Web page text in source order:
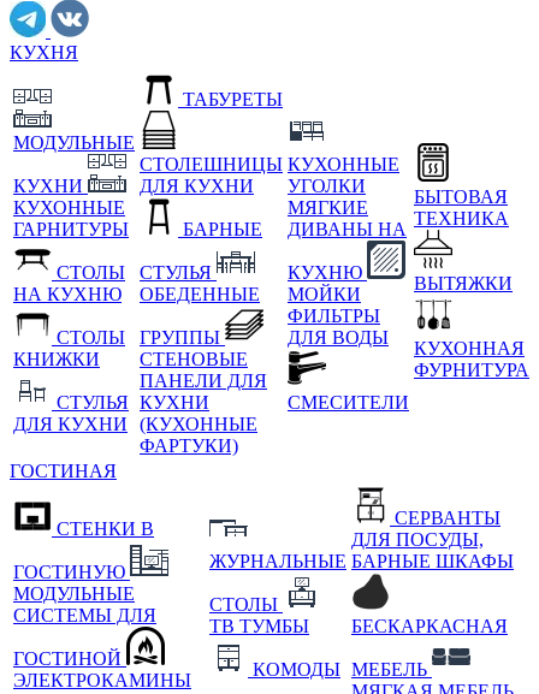
КУХНЯ
МОДУЛЬНЫЕ
КУХНИ
КУХОННЫЕ
ГАРНИТУРЫ
СТОЛЫ
НА КУХНЮ
СТОЛЫ
КНИЖКИ
СТУЛЬЯ
ДЛЯ КУХНИ
ТАБУРЕТЫ
СТОЛЕШНИЦЫ
ДЛЯ КУХНИ
БАРНЫЕ
СТУЛЬЯ
ОБЕДЕННЫЕ
ГРУППЫ
СТЕНОВЫЕ
ПАНЕЛИ ДЛЯ
КУХНИ
(КУХОННЫЕ
ФАРТУКИ)
КУХОННЫЕ
УГОЛКИ
МЯГКИЕ
ДИВАНЫ НА
КУХНЮ
МОЙКИ
ФИЛЬТРЫ
ДЛЯ ВОДЫ
СМЕСИТЕЛИ
БЫТОВАЯ
ТЕХНИКА
ВЫТЯЖКИ
КУХОННАЯ
ФУРНИТУРА
ГОСТИНАЯ
СТЕНКИ В
ГОСТИНУЮ
МОДУЛЬНЫЕ
СИСТЕМЫ ДЛЯ
ГОСТИНОЙ
ЭЛЕКТРОКАМИНЫ
ЖУРНАЛЬНЫЕ
СТОЛЫ
ТВ ТУМБЫ
КОМОДЫ
СЕРВАНТЫ
ДЛЯ ПОСУДЫ,
БАРНЫЕ ШКАФЫ
БЕСКАРКАСНАЯ
МЕБЕЛЬ